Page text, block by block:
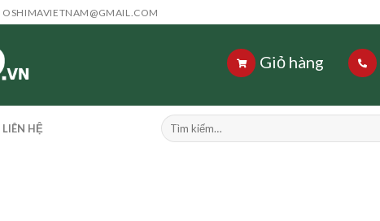
OSHIMAVIETNAM@GMAIL.COM
Giỏ hàng
LIÊN HỆ
Tìm
kiếm: